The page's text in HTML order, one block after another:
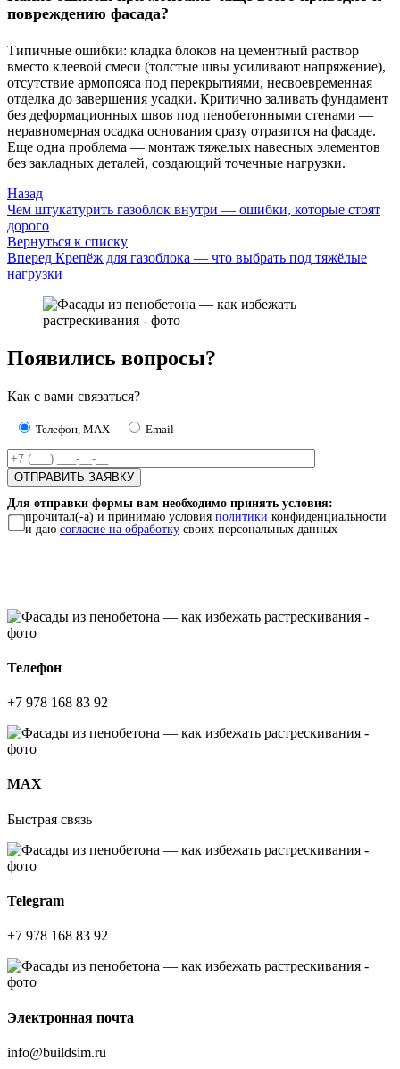
повреждению фасада?
Типичные ошибки: кладка блоков на цементный раствор
вместо клеевой смеси (толстые швы усиливают напряжение),
отсутствие армопояса под перекрытиями, несвоевременная
отделка до завершения усадки. Критично заливать фундамент
без деформационных швов под пенобетонными стенами —
неравномерная осадка основания сразу отразится на фасаде.
Еще одна проблема — монтаж тяжелых навесных элементов
без закладных деталей, создающий точечные нагрузки.
Назад
Чем штукатурить газоблок внутри — ошибки, которые стоят
дорого
Вернуться к списку
Вперед Крепёж для газоблока — что выбрать под тяжёлые
нагрузки
Появились вопросы?
Как с вами связаться?
Телефон, MAX Email
Для отправки формы вам необходимо принять условия:
прочитал(-а) и принимаю условия политики конфиденциальности
и даю согласие на обработку своих персональных данных
Телефон
+7 978 168 83 92
МАХ
Быстрая связь
Telegram
+7 978 168 83 92
Электронная почта
info@buildsim.ru